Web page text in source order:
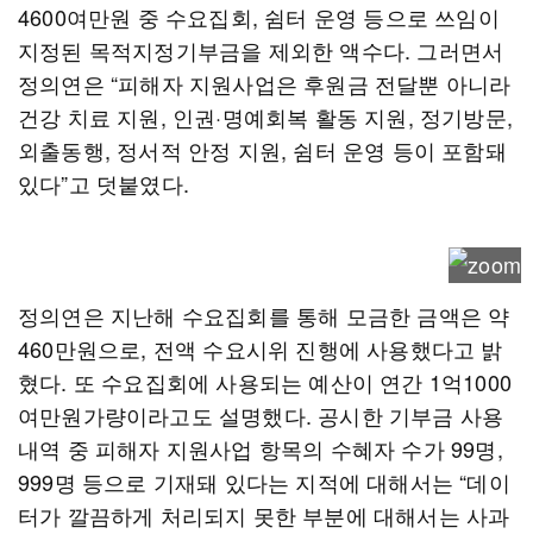
4600여만원 중 수요집회, 쉼터 운영 등으로 쓰임이
지정된 목적지정기부금을 제외한 액수다. 그러면서
정의연은 “피해자 지원사업은 후원금 전달뿐 아니라
건강 치료 지원, 인권·명예회복 활동 지원, 정기방문,
외출동행, 정서적 안정 지원, 쉼터 운영 등이 포함돼
있다”고 덧붙였다.
정의연은 지난해 수요집회를 통해 모금한 금액은 약
460만원으로, 전액 수요시위 진행에 사용했다고 밝
혔다. 또 수요집회에 사용되는 예산이 연간 1억1000
여만원가량이라고도 설명했다. 공시한 기부금 사용
내역 중 피해자 지원사업 항목의 수혜자 수가 99명,
999명 등으로 기재돼 있다는 지적에 대해서는 “데이
터가 깔끔하게 처리되지 못한 부분에 대해서는 사과